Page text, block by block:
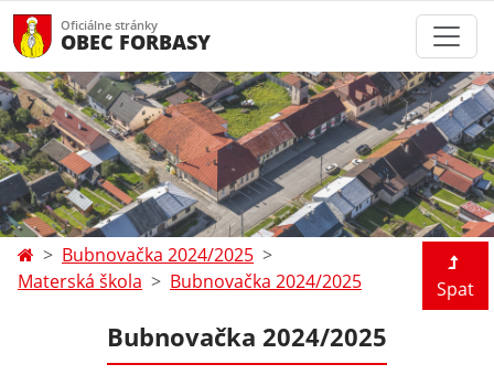
Oficiálne stránky
OBEC FORBASY
Bubnovačka 2024/2025
Materská škola
Bubnovačka 2024/2025 Spat
Bubnovačka 2024/2025